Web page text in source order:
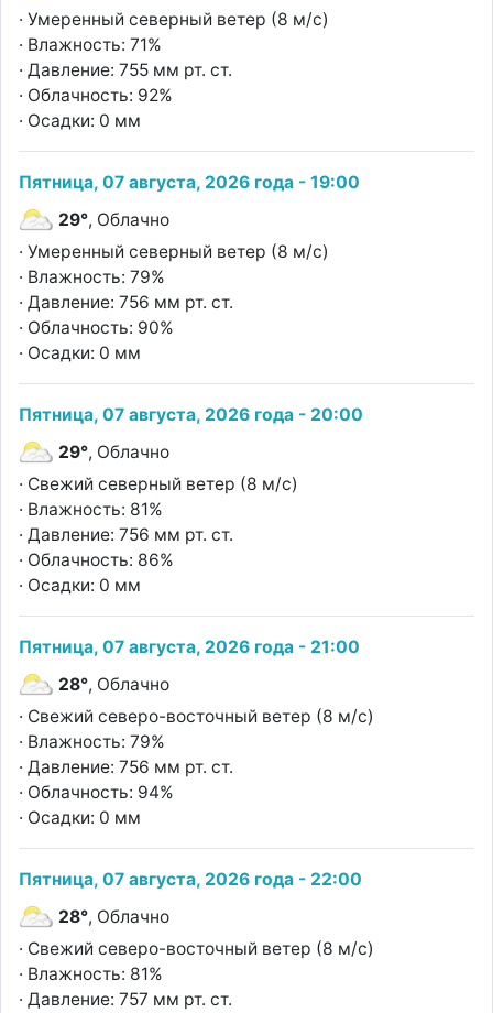
· Умеренный северный ветер (8 м/с)
· Влажность: 71%
· Давление: 755 мм рт. ст.
· Облачность: 92%
· Осадки: 0 мм
Пятница, 07 августа, 2026 года - 19:00
29°, Облачно
· Умеренный северный ветер (8 м/с)
· Влажность: 79%
· Давление: 756 мм рт. ст.
· Облачность: 90%
· Осадки: 0 мм
Пятница, 07 августа, 2026 года - 20:00
29°, Облачно
· Свежий северный ветер (8 м/с)
· Влажность: 81%
· Давление: 756 мм рт. ст.
· Облачность: 86%
· Осадки: 0 мм
Пятница, 07 августа, 2026 года - 21:00
28°, Облачно
· Свежий северо-восточный ветер (8 м/с)
· Влажность: 79%
· Давление: 756 мм рт. ст.
· Облачность: 94%
· Осадки: 0 мм
Пятница, 07 августа, 2026 года - 22:00
28°, Облачно
· Свежий северо-восточный ветер (8 м/с)
· Влажность: 81%
· Давление: 757 мм рт. ст.